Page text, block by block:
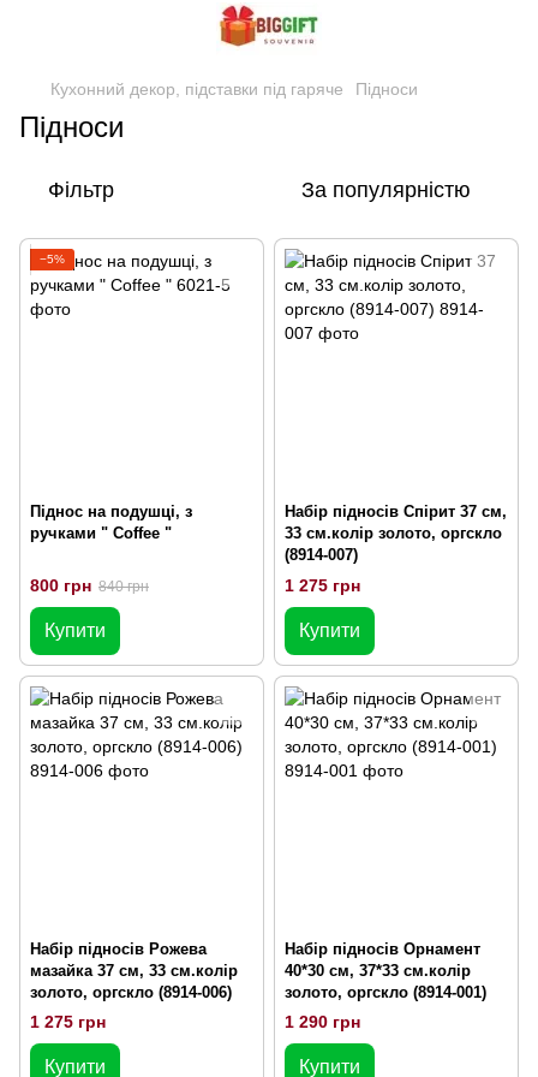
Кухонний декор, підставки під гаряче Підноси
Підноси
Фільтр За популярністю
−5%
Піднос на подушці, з
ручками " Coffee "
800 грн 840 грн
Купити
Набір підносів Спірит 37 см,
33 см.колір золото, оргскло
(8914-007)
1 275 грн
Купити
Набір підносів Рожева
мазайка 37 см, 33 см.колір
золото, оргскло (8914-006)
1 275 грн
Купити
Набір підносів Орнамент
40*30 см, 37*33 см.колір
золото, оргскло (8914-001)
1 290 грн
Купити